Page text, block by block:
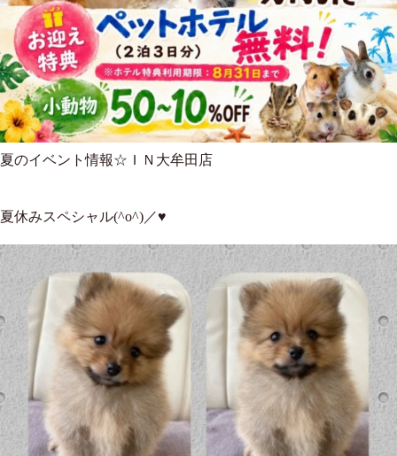
夏のイベント情報☆ＩＮ大牟田店
夏休みスペシャル(^o^)／♥